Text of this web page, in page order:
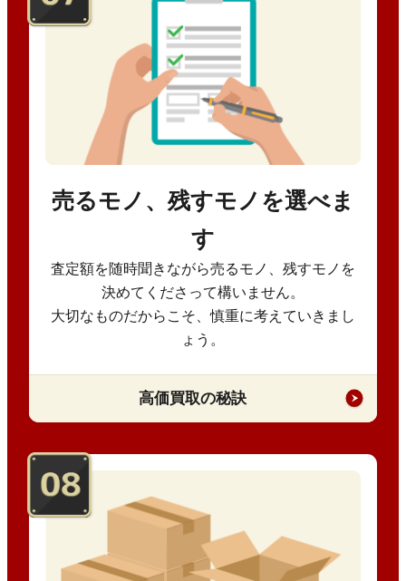
売るモノ、残すモノを選べま
す
査定額を随時聞きながら売るモノ、残すモノを
決めてくださって構いません。
大切なものだからこそ、慎重に考えていきまし
ょう。
高価買取の秘訣